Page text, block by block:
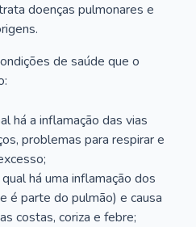
doenças pulmonares e
de saúde que o
há a inflamação das vias
problemas para respirar e
há uma inflamação dos
é parte do pulmão) e causa
costas, coriza e febre;